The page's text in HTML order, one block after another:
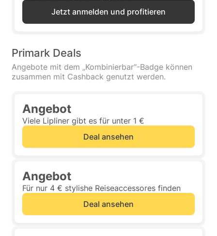
Jetzt anmelden und profitieren
Primark Deals
Angebote mit dem „Kombinierbar“-Badge können
zusammen mit Cashback genutzt werden.
Angebot
Viele Lipliner gibt es für unter 1 €
Deal ansehen
Angebot
Für nur 4 € stylishe Reiseaccessores finden
Deal ansehen